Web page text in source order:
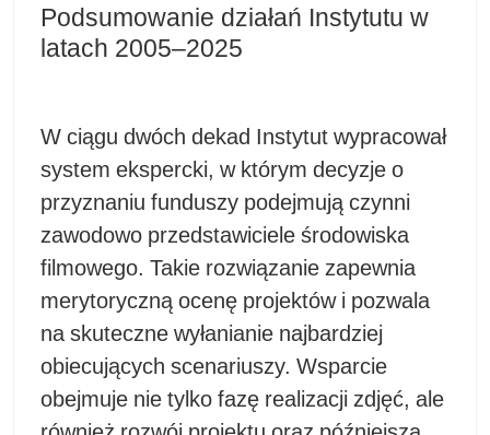
Podsumowanie działań Instytutu w
latach 2005–2025
W ciągu dwóch dekad Instytut wypracował
system ekspercki, w którym decyzje o
przyznaniu funduszy podejmują czynni
zawodowo przedstawiciele środowiska
filmowego. Takie rozwiązanie zapewnia
merytoryczną ocenę projektów i pozwala
na skuteczne wyłanianie najbardziej
obiecujących scenariuszy. Wsparcie
obejmuje nie tylko fazę realizacji zdjęć, ale